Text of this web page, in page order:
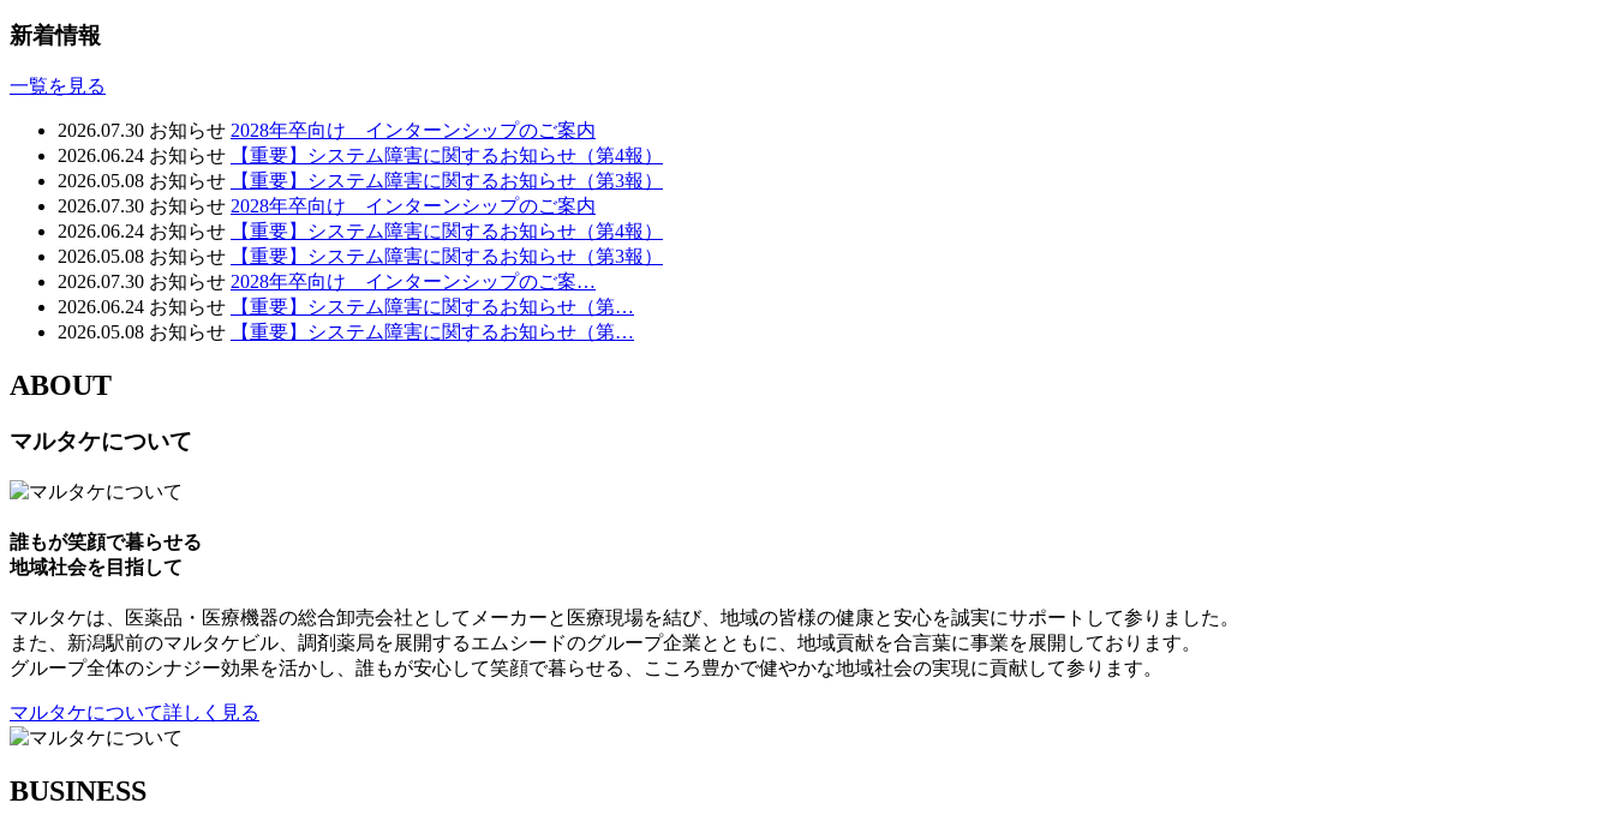
新着情報
一覧を見る
2026.07.30 お知らせ 2028年卒向け インターンシップのご案内
2026.06.24 お知らせ
【重要】システム障害に関するお知らせ（第4報）
2026.05.08 お知らせ
【重要】システム障害に関するお知らせ（第3報）
2026.07.30 お知らせ 2028年卒向け インターンシップのご案内
2026.06.24 お知らせ
【重要】システム障害に関するお知らせ（第4報）
2026.05.08 お知らせ
【重要】システム障害に関するお知らせ（第3報）
2026.07.30 お知らせ 2028年卒向け インターンシップのご案…
2026.06.24 お知らせ
【重要】システム障害に関するお知らせ（第…
2026.05.08 お知らせ 【重要】システム障害に関するお知らせ（第…
ABOUT
マルタケについて
誰もが笑顔で暮らせる
地域社会を目指して
マルタケは、医薬品・医療機器の総合卸売会社としてメーカーと医療現場を結び、地域の皆様の健康と安心を誠実にサポートして参りました。
また、新潟駅前のマルタケビル、調剤薬局を展開するエムシードのグループ企業とともに、地域貢献を合言葉に事業を展開しております。
グループ全体のシナジー効果を活かし、誰もが安心して笑顔で暮らせる、こころ豊かで健やかな地域社会の実現に貢献して参ります。
マルタケについて詳しく見る
BUSINESS